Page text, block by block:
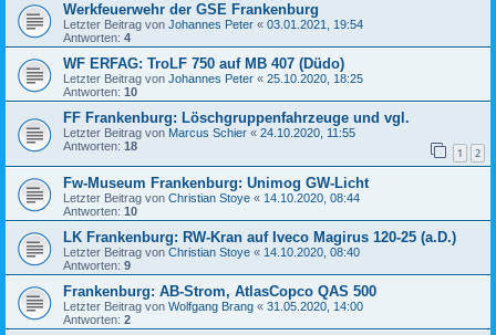
Werkfeuerwehr der GSE Frankenburg
Letzter Beitrag von Johannes Peter « 03.01.2021, 19:54
Antworten: 4
WF ERFAG: TroLF 750 auf MB 407 (Düdo)
Letzter Beitrag von Johannes Peter « 25.10.2020, 18:25
Antworten: 10
FF Frankenburg: Löschgruppenfahrzeuge und vgl.
Letzter Beitrag von Marcus Schier « 24.10.2020, 11:55
Antworten: 18 1 2
Fw-Museum Frankenburg: Unimog GW-Licht
Letzter Beitrag von Christian Stoye « 14.10.2020, 08:44
Antworten: 10
LK Frankenburg: RW-Kran auf Iveco Magirus 120-25 (a.D.)
Letzter Beitrag von Christian Stoye « 14.10.2020, 08:40
Antworten: 9
Frankenburg: AB-Strom, AtlasCopco QAS 500
Letzter Beitrag von Wolfgang Brang « 31.05.2020, 14:00
Antworten: 2